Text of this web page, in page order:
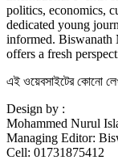
politics, economics,
dedicated young
informed. Biswanath
offers a fresh
এই ওয়েবসাইটের কোনো
Design by :
Mohammed Nurul
Managing Editor:
Cell: 01731875412